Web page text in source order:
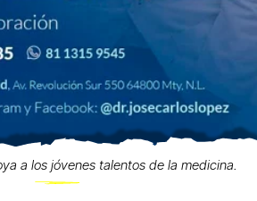
a los jóvenes talentos de la medicina.